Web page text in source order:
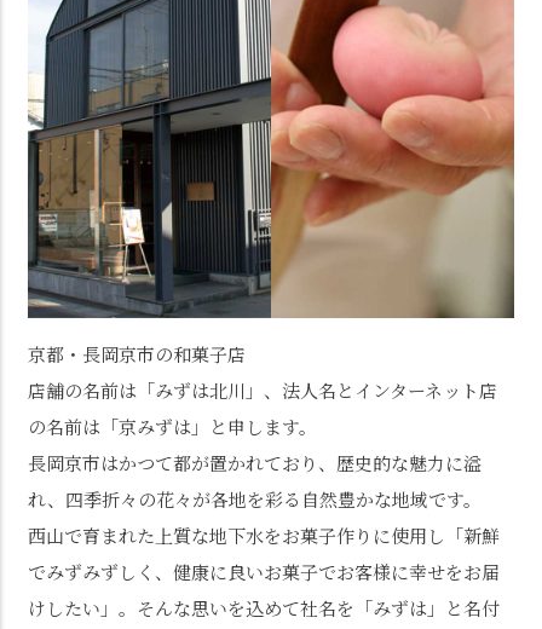
京都・長岡京市の和菓子店
店舗の名前は「みずは北川」、法人名とインターネット店
の名前は「京みずは」と申します。
長岡京市はかつて都が置かれており、歴史的な魅力に溢
れ、四季折々の花々が各地を彩る自然豊かな地域です。
西山で育まれた上質な地下水をお菓子作りに使用し「新鮮
でみずみずしく、健康に良いお菓子でお客様に幸せをお届
けしたい」。そんな思いを込めて社名を「みずは」と名付